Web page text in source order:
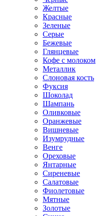
Желтые
Красные
Зеленые
Серые
Бежевые
Глянцевые
Кофе с молоком
Металлик
Слоновая кость
Фуксия
Шоколад
Шампань
Оливковые
Оранжевые
Вишневые
Изумрудные
Венге
Ореховые
Янтарные
Сиреневые
Салатовые
Фиолетовые
Мятные
Золотые